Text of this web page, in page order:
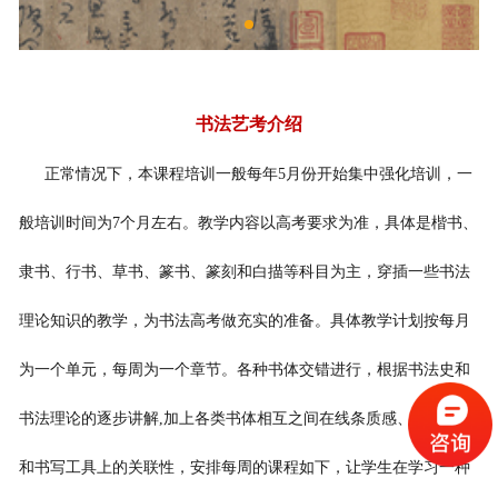
书法艺考介绍
正常情况下，本课程培训一般每年5月份开始集中强化培训，一
般培训时间为7个月左右。教学内容以高考要求为准，具体是楷书、
隶书、行书、草书、篆书、篆刻和白描等科目为主，穿插一些书法
理论知识的教学，为书法高考做充实的准备。具体教学计划按每月
为一个单元，每周为一个章节。各种书体交错进行，根据书法史和
书法理论的逐步讲解,加上各类书体相互之间在线条质感、书写节奏
和书写工具上的关联性，安排每周的课程如下，让学生在学习一种